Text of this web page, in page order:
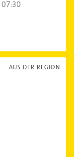
AUS DER REGION